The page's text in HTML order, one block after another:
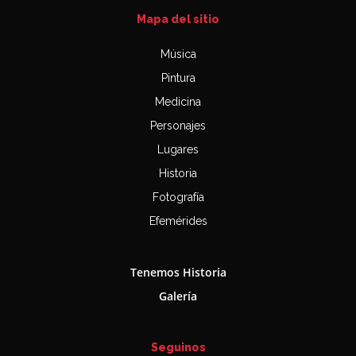
Mapa del sitio
Música
Pintura
Medicina
Personajes
Lugares
Historia
Fotografía
Efemérides
Tenemos Historia
Galería
Seguinos